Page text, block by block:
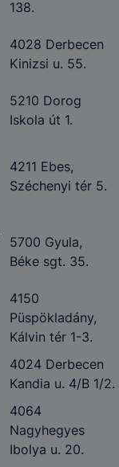
138.
4028 Derbecen
Kinizsi u. 55.
5210 Dorog
Iskola út 1.
4211 Ebes,
Széchenyi tér 5.
5700 Gyula,
Béke sgt. 35.
4150
Püspökladány,
Kálvin tér 1-3.
4024 Derbecen
Kandia u. 4/B 1/2.
4064
Nagyhegyes
Ibolya u. 20.